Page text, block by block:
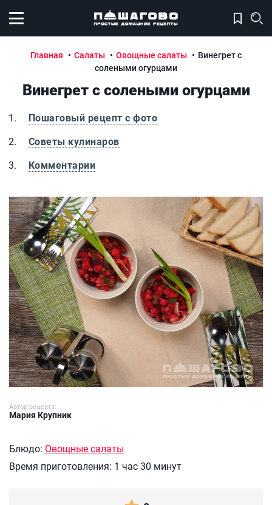
Открыть меню
Главная Салаты Овощные салаты
Винегрет с
солеными огурцами
Винегрет с солеными огурцами
Пошаговый рецепт с фото
Советы кулинаров
Комментарии
Винегрет с солеными огурцами
Автор рецепта:
Мария Крупник
Блюдо: Овощные салаты
Время приготовления: 1 час 30 минут